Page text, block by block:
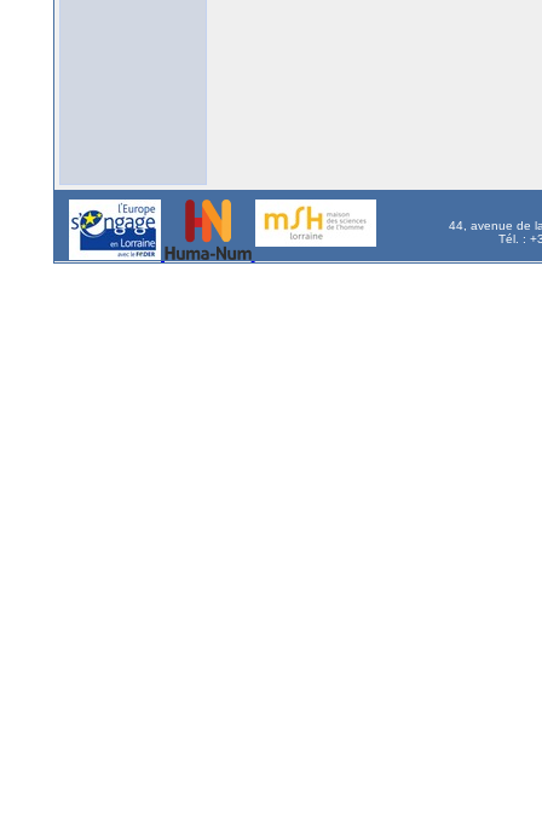
44, avenue de
Tél. :